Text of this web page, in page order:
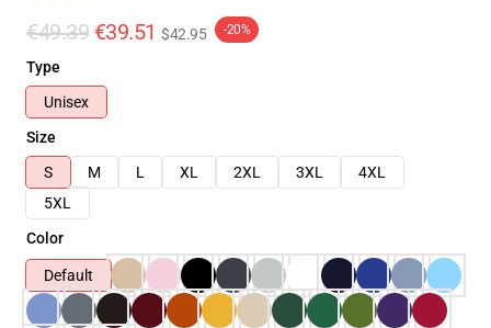
€49.39 €39.51 $42.95 -20%
Type
Unisex
Size
S
M L XL 2XL 3XL
4XL
5XL
Color
Default